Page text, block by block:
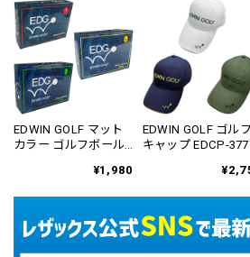
EDWIN GOLF マット
カラー ゴルフボール
¥1,980
EDWIN GOLF ゴルフ
キャップ EDCP-